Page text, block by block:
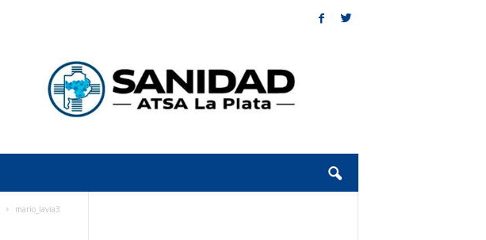
mario_lavia3